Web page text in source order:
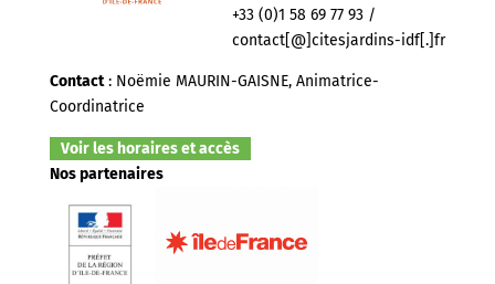
+33 (0)1 58 69 77 93 /
contact[@]citesjardins-idf[.]fr
Contact: Noëmie MAURIN-GAISNE, Animatrice-
Coordinatrice
Voir les horaires et accès
Nos partenaires